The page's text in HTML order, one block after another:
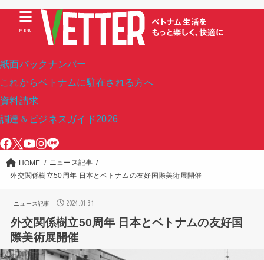
紙面バックナンバー
これからベトナムに駐在される方へ
資料請求
調達＆ビジネスガイド2026
MENU
HOME
ニュース記事
外交関係樹立50周年 日本とベトナムの友好国際美術展開催
ニュース記事 2024.01.31
外交関係樹立50周年 日本とベトナムの友好国
際美術展開催